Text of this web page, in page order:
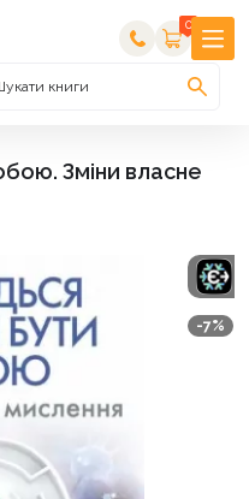
0
книги
Зміни власне
-7%